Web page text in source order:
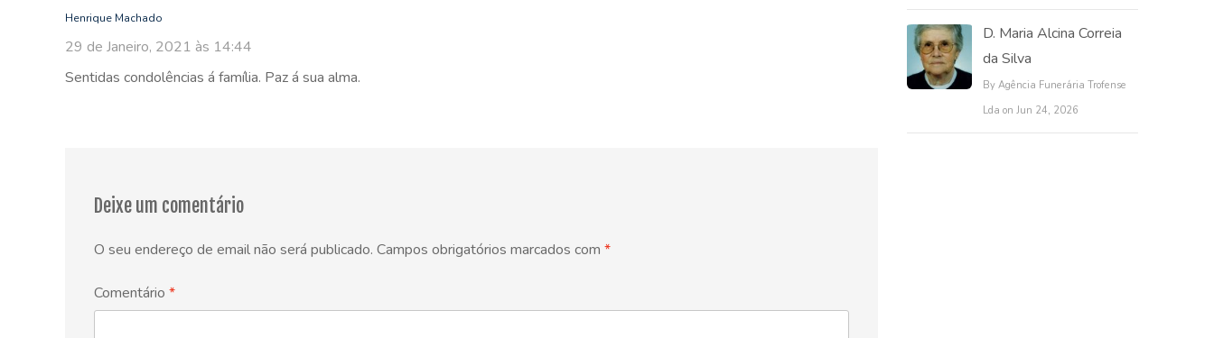
Henrique Machado
29 de Janeiro, 2021 às 14:44
Sentidas condolências á família. Paz á sua alma.
Deixe um comentário
O seu endereço de email não será publicado. Campos obrigatórios marcados com *
Comentário *
D. Maria Alcina Correia
da Silva
By Agência Funerária Trofense
Lda on Jun 24, 2026